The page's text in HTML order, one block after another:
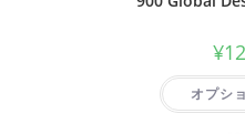
¥
オプシ